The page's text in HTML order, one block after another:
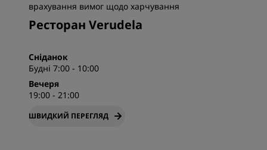
врахування вимог щодо харчування
Ресторан Verudela
Сніданок
Будні 7:00 - 10:00
Вечеря
19:00 - 21:00
ШВИДКИЙ ПЕРЕГЛЯД